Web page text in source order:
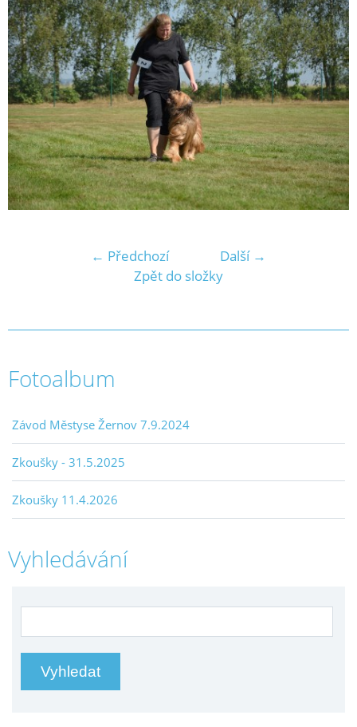
← Předchozí
Další →
Zpět do složky
Fotoalbum
Závod Městyse Žernov 7.9.2024
Zkoušky - 31.5.2025
Zkoušky 11.4.2026
Vyhledávání